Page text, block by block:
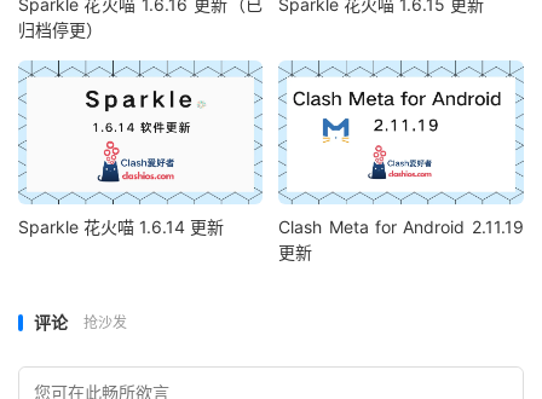
归档停更）
Sparkle 花火喵 1.6.14 更新
Clash Meta for Android 2.11.19
更新
评论 抢沙发